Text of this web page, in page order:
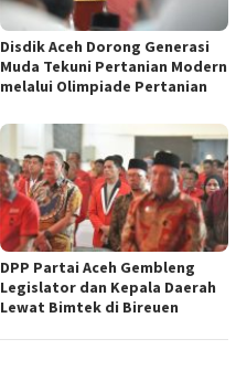
Disdik Aceh Dorong Generasi
Muda Tekuni Pertanian Modern
melalui Olimpiade Pertanian
DPP Partai Aceh Gembleng
Legislator dan Kepala Daerah
Lewat Bimtek di Bireuen